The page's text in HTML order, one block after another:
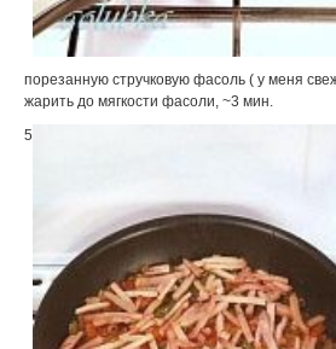
порезанную стручковую фасоль ( у меня
жарить до мягкости фасоли, ~3 мин.
5